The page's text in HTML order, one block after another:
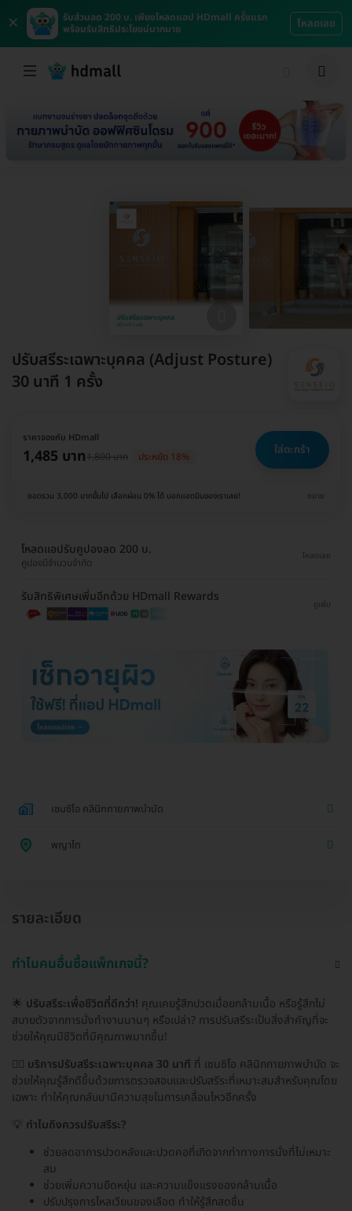
×
รับส่วนลด 200 บ. เพียงโหลดแอป HDmall ครั้งแรก
พร้อมรับสิทธิประโยชน์มากมาย
โหลดเลย
ปรับสรีระเฉพาะบุคคล (Adjust Posture)
30 นาที 1 ครั้ง
ราคาจองกับ HDmall
1,485 บาท1,800 บาท ประหยัด 18% ใส่ตะกร้า
ยอดรวม 3,000 บาทขึ้นไป เลือกผ่อน 0% ได้ บอกแอดมินของเราเลย! ขยาย
โหลดแอปรับคูปองลด 200 บ.
คูปองมีจำนวนจำกัด
โหลดเลย
รับสิทธิพิเศษเพิ่มอีกด้วย HDmall Rewards
ดูเพิ่ม
เซนซิโอ คลินิกกายภาพบำบัด
พญาไท
รายละเอียด
ทำไมคนอื่นซื้อแพ็กเกจนี้?
🌟 ปรับสรีระเพื่อชีวิตที่ดีกว่า! คุณเคยรู้สึกปวดเมื่อยกล้ามเนื้อ หรือรู้สึกไม่
สบายตัวจากการนั่งทำงานนานๆ หรือเปล่า? การปรับสรีระเป็นสิ่งสำคัญที่จะ
ช่วยให้คุณมีชีวิตที่มีคุณภาพมากขึ้น!
🧘‍♂️ บริการปรับสรีระเฉพาะบุคคล 30 นาที ที่ เซนซิโอ คลินิกกายภาพบำบัด จะ
ช่วยให้คุณรู้สึกดีขึ้นด้วยการตรวจสอบและปรับสรีระที่เหมาะสมสำหรับคุณโดย
เฉพาะ ทำให้คุณกลับมามีความสุขในการเคลื่อนไหวอีกครั้ง
💡 ทำไมถึงควรปรับสรีระ?
ช่วยลดอาการปวดหลังและปวดคอที่เกิดจากท่าทางการนั่งที่ไม่เหมาะ
สม
ช่วยเพิ่มความยืดหยุ่น และความแข็งแรงของกล้ามเนื้อ
ปรับปรุงการไหลเวียนของเลือด ทำให้รู้สึกสดชื่น